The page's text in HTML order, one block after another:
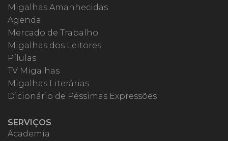
Migalhas Amanhecidas
Agenda
Mercado de Trabalho
Migalhas dos Leitores
Pílulas
TV Migalhas
Migalhas Literárias
Dicionário de Péssimas Expressões
SERVIÇOS
Academia